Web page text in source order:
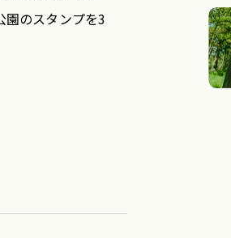
園のスタンプを3